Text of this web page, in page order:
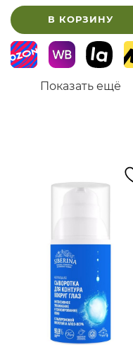
В КОРЗИНУ
Показать ещё